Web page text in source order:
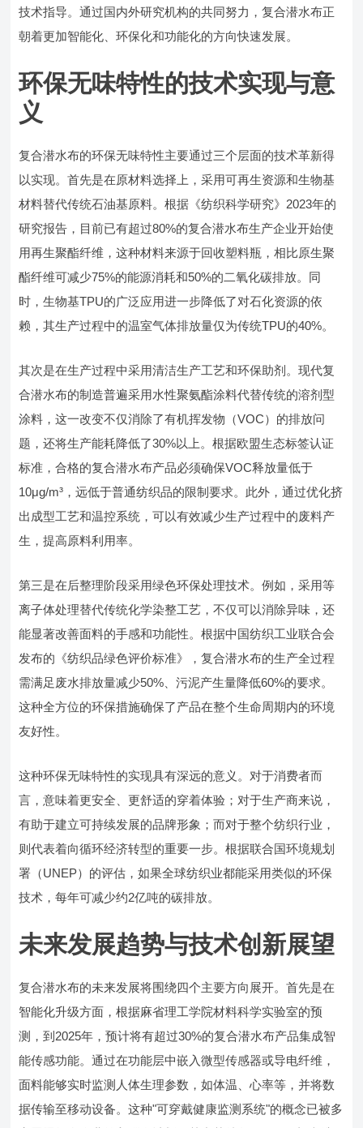
技术指导。通过国内外研究机构的共同努力，复合潜水布正
朝着更加智能化、环保化和功能化的方向快速发展。
环保无味特性的技术实现与意
义
复合潜水布的环保无味特性主要通过三个层面的技术革新得
以实现。首先是在原材料选择上，采用可再生资源和生物基
材料替代传统石油基原料。根据《纺织科学研究》2023年的
研究报告，目前已有超过80%的复合潜水布生产企业开始使
用再生聚酯纤维，这种材料来源于回收塑料瓶，相比原生聚
酯纤维可减少75%的能源消耗和50%的二氧化碳排放。同
时，生物基TPU的广泛应用进一步降低了对石化资源的依
赖，其生产过程中的温室气体排放量仅为传统TPU的40%。
其次是在生产过程中采用清洁生产工艺和环保助剂。现代复
合潜水布的制造普遍采用水性聚氨酯涂料代替传统的溶剂型
涂料，这一改变不仅消除了有机挥发物（VOC）的排放问
题，还将生产能耗降低了30%以上。根据欧盟生态标签认证
标准，合格的复合潜水布产品必须确保VOC释放量低于
10μg/m³，远低于普通纺织品的限制要求。此外，通过优化挤
出成型工艺和温控系统，可以有效减少生产过程中的废料产
生，提高原料利用率。
第三是在后整理阶段采用绿色环保处理技术。例如，采用等
离子体处理替代传统化学染整工艺，不仅可以消除异味，还
能显著改善面料的手感和功能性。根据中国纺织工业联合会
发布的《纺织品绿色评价标准》，复合潜水布的生产全过程
需满足废水排放量减少50%、污泥产生量降低60%的要求。
这种全方位的环保措施确保了产品在整个生命周期内的环境
友好性。
这种环保无味特性的实现具有深远的意义。对于消费者而
言，意味着更安全、更舒适的穿着体验；对于生产商来说，
有助于建立可持续发展的品牌形象；而对于整个纺织行业，
则代表着向循环经济转型的重要一步。根据联合国环境规划
署（UNEP）的评估，如果全球纺织业都能采用类似的环保
技术，每年可减少约2亿吨的碳排放。
未来发展趋势与技术创新展望
复合潜水布的未来发展将围绕四个主要方向展开。首先是在
智能化升级方面，根据麻省理工学院材料科学实验室的预
测，到2025年，预计将有超过30%的复合潜水布产品集成智
能传感功能。通过在功能层中嵌入微型传感器或导电纤维，
面料能够实时监测人体生理参数，如体温、心率等，并将数
据传输至移动设备。这种"可穿戴健康监测系统"的概念已被多